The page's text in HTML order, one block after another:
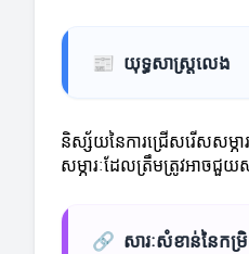
📰 យុទ្ធសាស្ត្រលេង
និស្ស័យនៃការជ្រើសរើសសម្ភារ
សម្ភារៈដែលត្រឹមត្រូវអាច
🔗 សារៈសំខាន់នៃកម្